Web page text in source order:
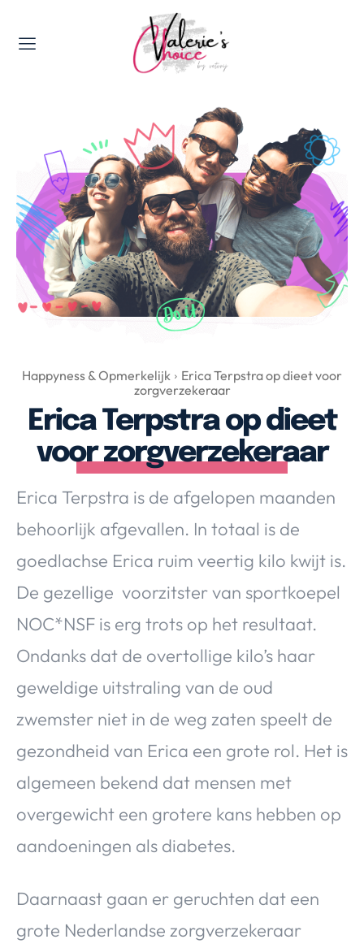
Valerie's Topics
Food & Drinks
Happyness & Opmerkelijk
Lifestyle, Sport & Duurzaamheid
Gadgets & Tech
Top 5 van Valerie
Health & Beauty
Huis & Tuin
Nieuws & Media
Over Valerie
Over Valerie
De Top 5
Contact
VALERIE'S CHOICE
Food & Drinks Health & Beauty Gadgets
Huis & Tuin
Happyness & Opmerkelijk
Erica Terpstra op dieet voor
zorgverzekeraar
Erica Terpstra op dieet
voor zorgverzekeraar
Erica Terpstra is de afgelopen maanden
behoorlijk afgevallen. In totaal is de
goedlachse Erica ruim veertig kilo kwijt is.
De gezellige voorzitster van sportkoepel
NOC*NSF is erg trots op het resultaat.
Ondanks dat de overtollige kilo’s haar
geweldige uitstraling van de oud
zwemster niet in de weg zaten speelt de
gezondheid van Erica een grote rol. Het is
algemeen bekend dat mensen met
overgewicht een grotere kans hebben op
aandoeningen als diabetes.
Daarnaast gaan er geruchten dat een
grote Nederlandse zorgverzekeraar